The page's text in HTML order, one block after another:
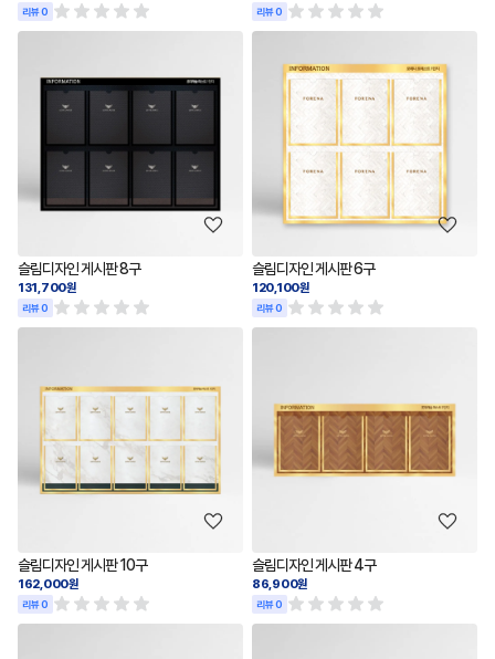
리뷰 0 리뷰 0
슬림디자인 게시판 8구
131,700원
리뷰 0
슬림디자인 게시판 6구
120,100원
리뷰 0
슬림디자인 게시판 10구
162,000원
리뷰 0
슬림디자인 게시판 4구
86,900원
리뷰 0